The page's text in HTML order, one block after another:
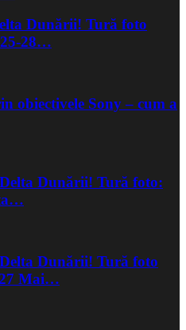
Dunării! Tură foto
28…
obiectivele Sony – cum a
Dunării! Tură foto:
Dunării! Tură foto
Mai…